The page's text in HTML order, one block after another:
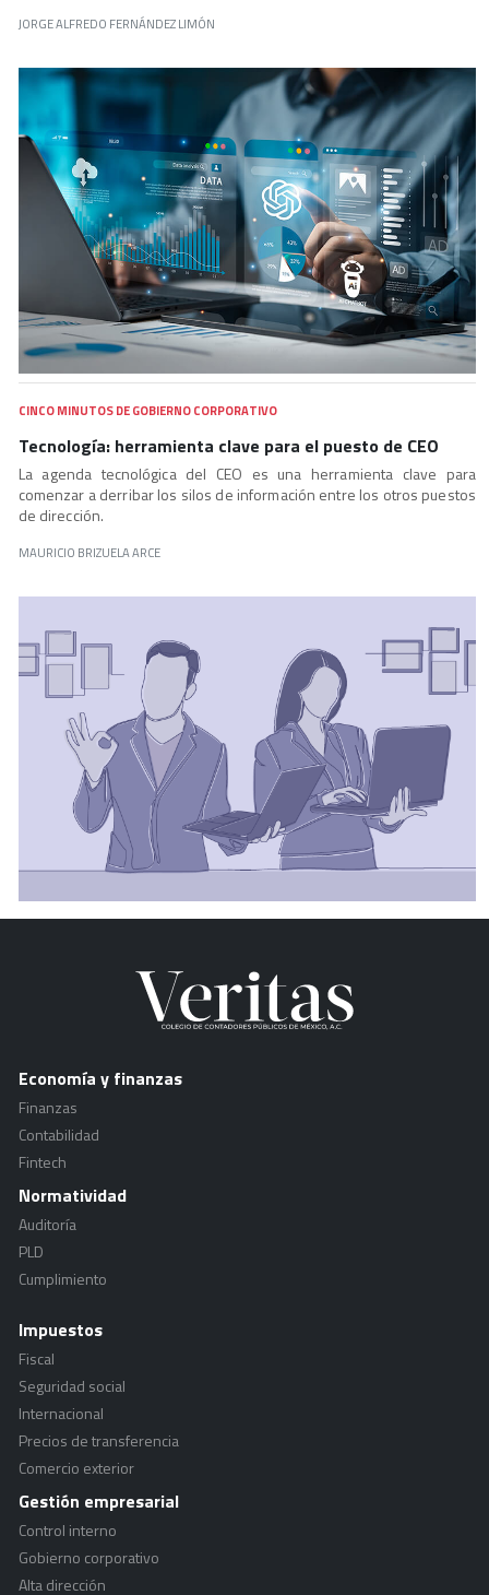
JORGE ALFREDO FERNÁNDEZ LIMÓN
CINCO MINUTOS DE GOBIERNO CORPORATIVO
Tecnología: herramienta clave para el puesto de CEO
La agenda tecnológica del CEO es una herramienta clave para
comenzar a derribar los silos de información entre los otros puestos
de dirección.
MAURICIO BRIZUELA ARCE
Economía y finanzas
Finanzas
Contabilidad
Fintech
Normatividad
Auditoría
PLD
Cumplimiento
Impuestos
Fiscal
Seguridad social
Internacional
Precios de transferencia
Comercio exterior
Gestión empresarial
Control interno
Gobierno corporativo
Alta dirección